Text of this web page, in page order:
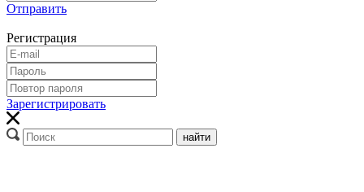
Отправить
Регистрация
Зарегистрировать
найти